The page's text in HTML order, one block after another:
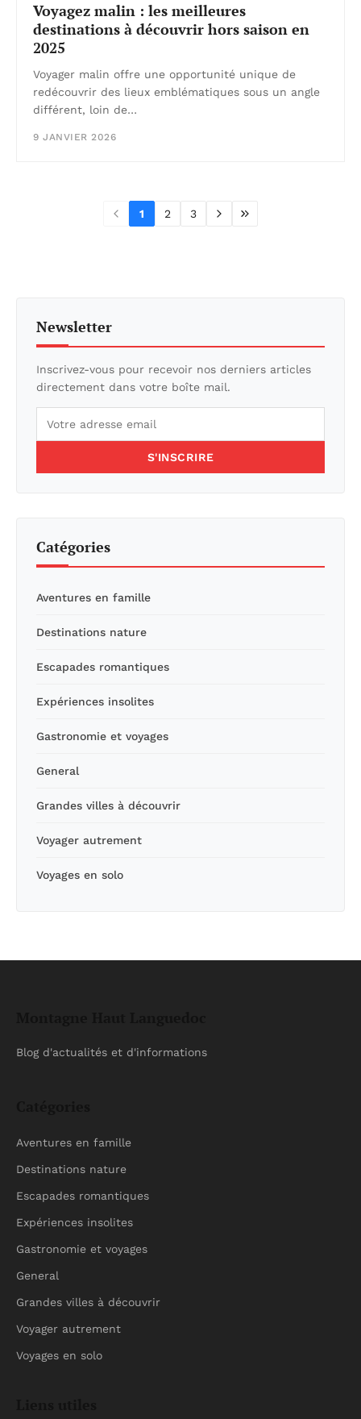
Voyagez malin : les meilleures
destinations à découvrir hors saison en
2025
Voyager malin offre une opportunité unique de
redécouvrir des lieux emblématiques sous un angle
différent, loin de…
9 JANVIER 2026
1 2 3
Newsletter
Inscrivez-vous pour recevoir nos derniers articles
directement dans votre boîte mail.
S'INSCRIRE
Catégories
Aventures en famille
Destinations nature
Escapades romantiques
Expériences insolites
Gastronomie et voyages
General
Grandes villes à découvrir
Voyager autrement
Voyages en solo
Blog d'actualités et d'informations
Aventures en famille
Destinations nature
Escapades romantiques
Expériences insolites
Gastronomie et voyages
General
Grandes villes à découvrir
Voyager autrement
Voyages en solo